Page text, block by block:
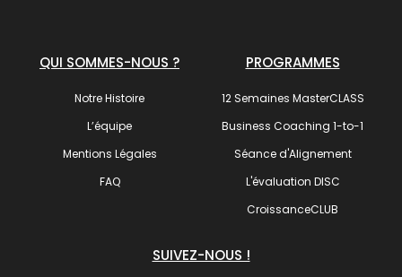
QUI SOMMES-NOUS ?
Notre Histoire
L’équipe
Mentions Légales
FAQ
PROGRAMMES
12 Semaines MasterCLASS
Business Coaching 1-to-1
Séance d'Alignement
L'évaluation DISC
CroissanceCLUB
SUIVEZ-NOUS !